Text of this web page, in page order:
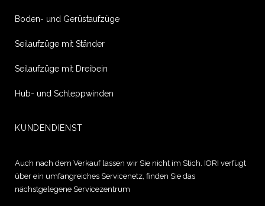
Ich stimme der Verarbeitung meiner Daten gemäß Art. 7 des
Boden- und Gerüstaufzüge
Seilaufzüge mit Ständer
Seilaufzüge mit Dreibein
Hub- und Schleppwinden
KUNDENDIENST
Auch nach dem Verkauf lassen wir Sie nicht im Stich. IORI verfügt
über ein umfangreiches Servicenetz, finden Sie das
nächstgelegene Servicezentrum